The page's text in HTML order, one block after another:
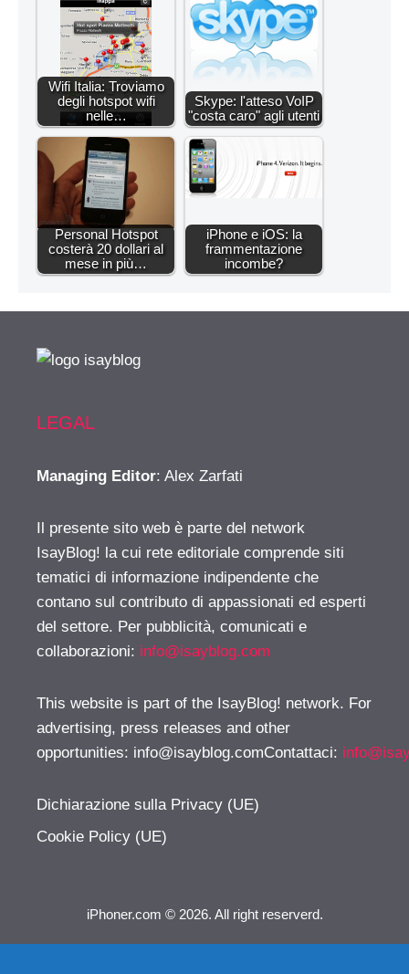
Wifi Italia: Troviamo
degli hotspot wifi
nelle…
Skype: l'atteso VoIP
"costa caro" agli utenti
Personal Hotspot
costerà 20 dollari al
mese in più…
iPhone e iOS: la
frammentazione
incombe?
LEGAL
Managing Editor: Alex Zarfati
Il presente sito web è parte del network
IsayBlog! la cui rete editoriale comprende siti
tematici di informazione indipendente che
contano sul contributo di appassionati ed esperti
del settore. Per pubblicità, comunicati e
collaborazioni: info@isayblog.com
This website is part of the IsayBlog! network. For
advertising, press releases and other
opportunities: info@isayblog.comContattaci:
Dichiarazione sulla Privacy (UE)
Cookie Policy (UE)
iPhoner.com © 2026. All right reserverd.